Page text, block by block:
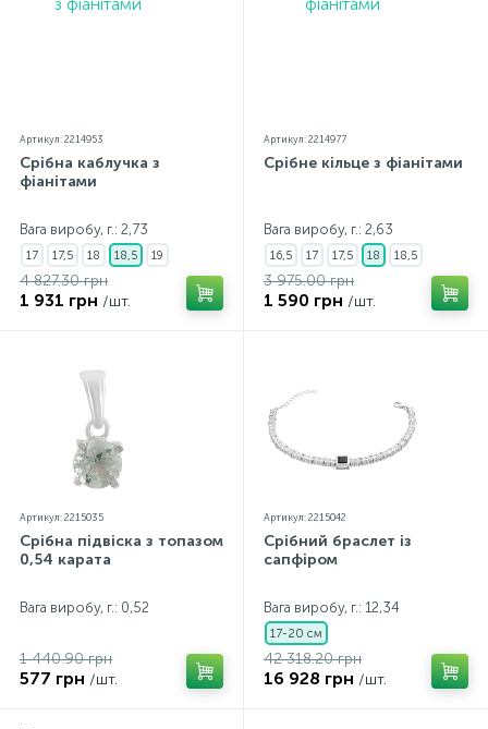
Артикул: 2214953
Срібна каблучка з
фіанітами
Вага виробу, г.: 2,73
17 17,5 18 18,5 19
4 827.30 грн
1 931 грн /шт.
Артикул: 2214977
Срібне кільце з фіанітами
Вага виробу, г.: 2,63
16,5 17 17,5 18 18,5
3 975.00 грн
1 590 грн /шт.
Артикул: 2215035
Срібна підвіска з топазом
0,54 карата
Вага виробу, г.: 0,52
1 440.90 грн
577 грн /шт.
Артикул: 2215042
Срібний браслет із
сапфіром
Вага виробу, г.: 12,34
17-20 см
42 318.20 грн
16 928 грн /шт.